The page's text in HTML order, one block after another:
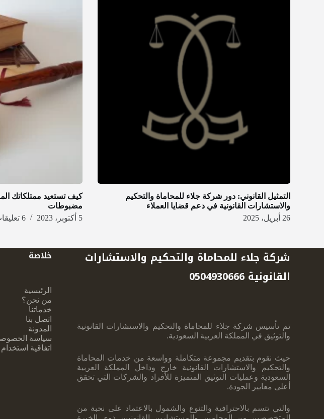
التمثيل القانوني: دور شركة جلاء للمحاماة والتحكيم
والاستشارات القانونية في دعم قضايا العملاء
26 أبريل، 2025
كيف تستعيد ممتلكاتك
مضبوطات
5 أكتوبر، 2023
6 تعليقات
شركة جلاء للمحاماة والتحكيم والاستشارات
القانونية 0504930666
تم تأسيس شركة جلاء للمحاماة والتحكيم والاستشارات القانونية
والتوثيق في المملكة العربية ‏السعودية.
حيث نقوم بتقديم مجموعة متكاملة وواسعة من خدمات المحاماة
والتحكيم والاستشارات ‏القانونية خارج وداخل المملكة العربية
السعودية وعمليات التوثيق المتميزة للأفراد والشركات ‏التي تحقق
أعلى معايير الجودة.
والتي تتسم بالاحترافية والتنوع والشمول بالاعتماد على نخبة ‏من
خلاصة
الرئيسية
من نحن؟
خدماتنا
اتصل بنا
المدونة
سياسة
اتفاقية